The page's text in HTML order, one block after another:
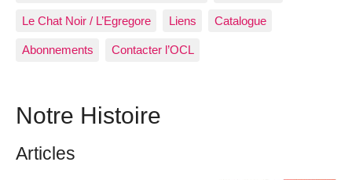
Le Chat Noir / L’Egregore Liens Catalogue
Abonnements Contacter l’OCL
Notre Histoire
Articles